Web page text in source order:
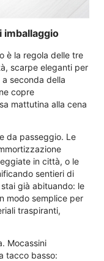
imballaggio
è la regola delle tre
scarpe eleganti per
seconda della
copre
mattutina alla cena
da passeggio. Le
in città, o le
sentieri di
già abituando: le
modo semplice per
traspiranti,
Mocassini
tacco basso: